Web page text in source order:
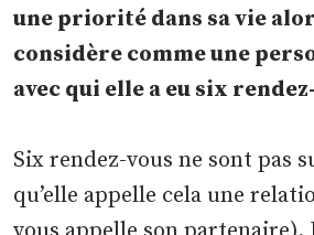
une priorité dans sa vie
considère comme une
avec qui elle a eu six
Six rendez-vous ne sont pas
qu’elle appelle cela une